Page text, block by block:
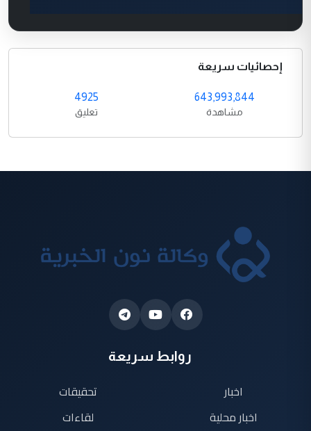
إحصائيات سريعة
643,993,844
مشاهدة
4925
تعليق
روابط سريعة
اخبار
اخبار محلية
تحقيقات
لقاءات